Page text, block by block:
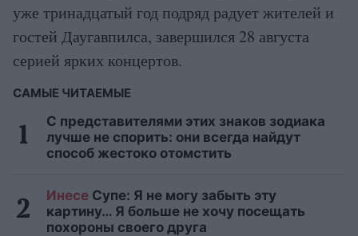
уже тринадцатый год подряд радует жителей и
гостей Даугавпилса, завершился 28 августа
серией ярких концертов.
САМЫЕ ЧИТАЕМЫЕ
С представителями этих знаков зодиака
лучше не спорить: они всегда найдут
способ жестоко отомстить
Инесе Супе: Я не могу забыть эту
картину… Я больше не хочу посещать
похороны своего друга